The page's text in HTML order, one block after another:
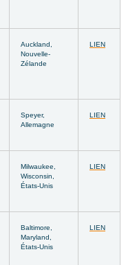
Auckland,
Nouvelle-
Zélande
LIEN
Speyer,
Allemagne
LIEN
Milwaukee,
Wisconsin,
États-Unis
LIEN
Baltimore,
Maryland,
États-Unis
LIEN